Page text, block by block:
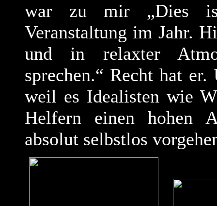
war zu mir „Dies
Veranstaltung im Jahr.
und in relaxter
sprechen.“ Recht hat
weil es Idealisten wie
Helfern einen hohen
absolut selbstlos